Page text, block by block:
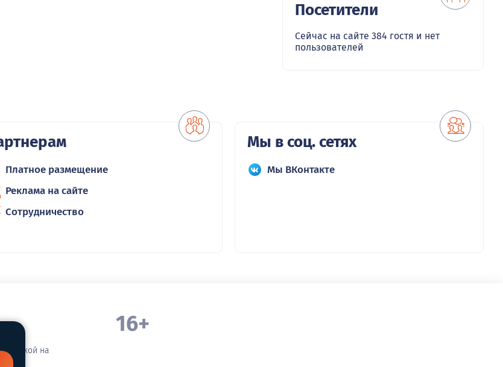
Посетители
Сейчас на сайте 384 гостя и нет
пользователей
Платное размещение
Реклама на сайте
Сотрудничество
Мы в соц. сетях
Мы ВКонтакте
ссылкой на
16+